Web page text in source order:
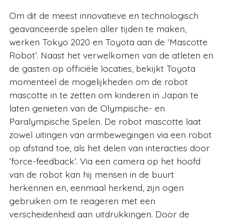
Om dit de meest innovatieve en technologisch
geavanceerde spelen aller tijden te maken,
werken Tokyo 2020 en Toyota aan de ‘Mascotte
Robot’. Naast het verwelkomen van de atleten en
de gasten op officiële locaties, bekijkt Toyota
momenteel de mogelijkheden om de robot
mascotte in te zetten om kinderen in Japan te
laten genieten van de Olympische- en
Paralympische Spelen. De robot mascotte laat
zowel uitingen van armbewegingen via een robot
op afstand toe, als het delen van interacties door
‘force-feedback’. Via een camera op het hoofd
van de robot kan hij mensen in de buurt
herkennen en, eenmaal herkend, zijn ogen
gebruiken om te reageren met een
verscheidenheid aan uitdrukkingen. Door de